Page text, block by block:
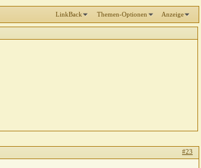
LinkBack Themen-Optionen Anzeige
#23